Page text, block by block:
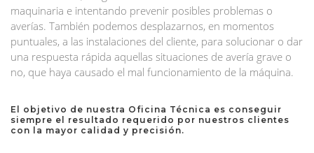
maquinaria e intentando prevenir posibles problemas o
averías. También podemos desplazarnos, en momentos
puntuales, a las instalaciones del cliente, para solucionar o dar
una respuesta rápida aquellas situaciones de avería grave o
no, que haya causado el mal funcionamiento de la máquina.
El objetivo de nuestra Oficina Técnica es conseguir
siempre el resultado requerido por nuestros clientes
con la mayor calidad y precisión.